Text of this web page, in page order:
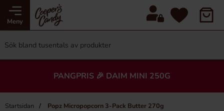
Meny
PANGPRIS 🎉 DAIM MINI 250G
Startsidan Popz Micropopcorn 3-Pack Butter 270g